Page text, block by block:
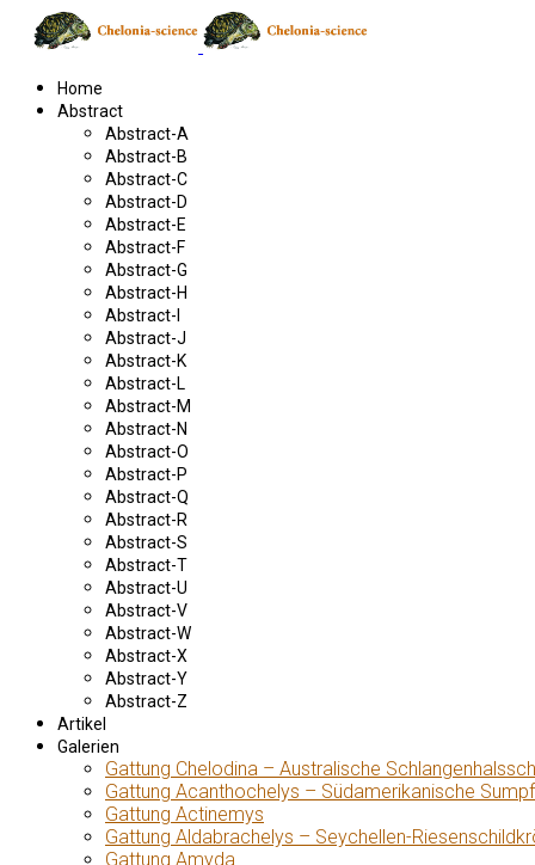
Home
Abstract
Abstract-A
Abstract-B
Abstract-C
Abstract-D
Abstract-E
Abstract-F
Abstract-G
Abstract-H
Abstract-I
Abstract-J
Abstract-K
Abstract-L
Abstract-M
Abstract-N
Abstract-O
Abstract-P
Abstract-Q
Abstract-R
Abstract-S
Abstract-T
Abstract-U
Abstract-V
Abstract-W
Abstract-X
Abstract-Y
Abstract-Z
Artikel
Galerien
Gattung Chelodina – Australische
Gattung Acanthochelys – Südamerikanische
Gattung Actinemys
Gattung Aldabrachelys – Seychellen-
Gattung Amyda